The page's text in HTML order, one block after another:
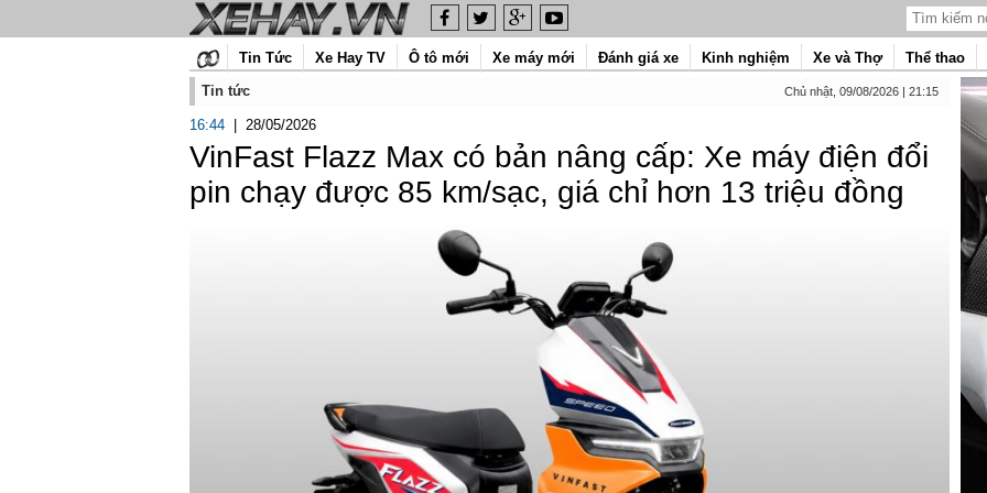
Tin Tức Xe Hay TV Ô tô mới Xe máy mới Đánh giá xe Kinh nghiệm Xe và Thợ Thể thao
Tin tức
Chủ nhật, 09/08/2026 | 21:15
16:44 28/05/2026
VinFast Flazz Max có bản nâng cấp: Xe máy điện đổi
pin chạy được 85 km/sạc, giá chỉ hơn 13 triệu đồng